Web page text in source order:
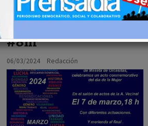
CENCOR celebra el
#8m
Redacción
Cultura - Cine
06/03/2024